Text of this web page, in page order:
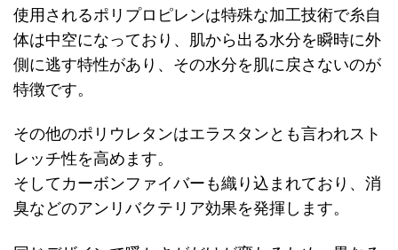
使用されるポリプロピレンは特殊な加工技術で糸自
体は中空になっており、肌から出る水分を瞬時に外
側に逃す特性があり、その水分を肌に戻さないのが
特徴です。
その他のポリウレタンはエラスタンとも言われスト
レッチ性を高めます。
そしてカーボンファイバーも織り込まれており、消
臭などのアンリバクテリア効果を発揮します。